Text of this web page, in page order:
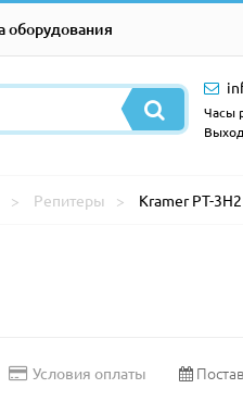
оборудования
Часы
Репитеры Kramer PT-3H2
Условия оплаты